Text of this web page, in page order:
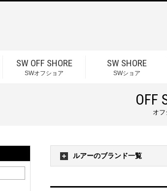
SW OFF SHORE
SWオフショア
SW SHORE
SWショア
OFF
オフ
ルアーのブランド一覧